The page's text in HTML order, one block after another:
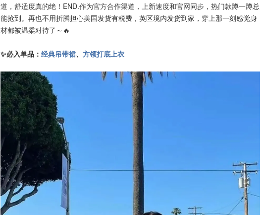
道，舒适度真的绝！END.作为官方合作渠道，上新速度和官网同步，热门款蹲一蹲总
能抢到。再也不用折腾担心美国发货有税费，英区境内发货到家，穿上那一刻感觉身
材都被温柔对待了～🔥
✨必入单品： 经典吊带裙、 方领打底上衣